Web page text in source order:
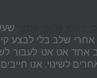
שלב בלי לבצע
אחד אט אט לעבור
לשינוי. אנו